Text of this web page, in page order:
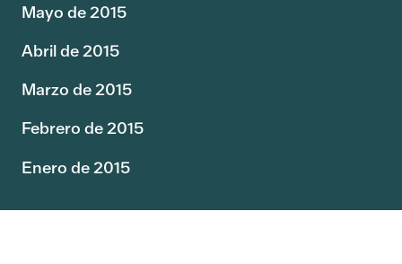
Mayo de 2015
Abril de 2015
Marzo de 2015
Febrero de 2015
Enero de 2015